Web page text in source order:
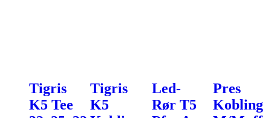
Tigris
K5 Tee
Tigris
K5
Led-
Rør T5
Pres
Kobling